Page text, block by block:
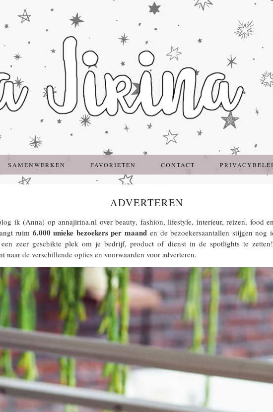
SAMENWERKEN FAVORIETEN CONTACT
ADVERTEREN
ik (Anna) op annajirina.nl over beauty, fashion, lifestyle, interieur, reizen, food
ruim 6.000 unieke bezoekers per maanden de bezoekersaantallen stijgen nog
zeer geschikte plek om je bedrijf, product of dienst in de spotlights te
naar de verschillende opties en voorwaarden voor adverteren.